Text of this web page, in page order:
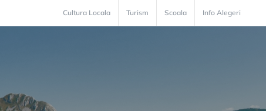
Cultura Locala Turism Scoala Info Alegeri